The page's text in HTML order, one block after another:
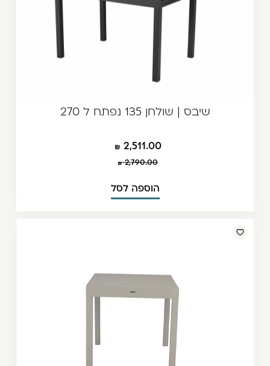
שיבס | שולחן 135 נפתח ל 270
2,511.00
2,790.00
הוספה לסל